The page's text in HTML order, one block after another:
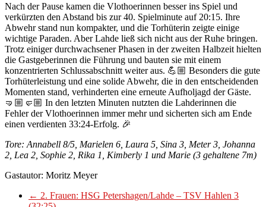
Nach der Pause kamen die Vlothoerinnen besser ins Spiel und
verkürzten den Abstand bis zur 40. Spielminute auf 20:15. Ihre
Abwehr stand nun kompakter, und die Torhüterin zeigte einige
wichtige Paraden. Aber Lahde ließ sich nicht aus der Ruhe bringen.
Trotz einiger durchwachsener Phasen in der zweiten Halbzeit hielten
die Gastgeberinnen die Führung und bauten sie mit einem
konzentrierten Schlussabschnitt weiter aus. 💪🏼 Besonders die gute
Torhüterleistung und eine solide Abwehr, die in den entscheidenden
Momenten stand, verhinderten eine erneute Aufholjagd der Gäste.
🤜🏼🤛🏼 In den letzten Minuten nutzten die Lahderinnen die
Fehler der Vlothoerinnen immer mehr und sicherten sich am Ende
einen verdienten 33:24-Erfolg. 🎉
Tore: Annabell 8/5, Marielen 6, Laura 5, Sina 3, Meter 3, Johanna
2, Lea 2, Sophie 2, Rika 1, Kimberly 1 und Marie (3 gehaltene 7m)
Gastautor: Moritz Meyer
← 2. Frauen: HSG Petershagen/Lahde – TSV Hahlen 3